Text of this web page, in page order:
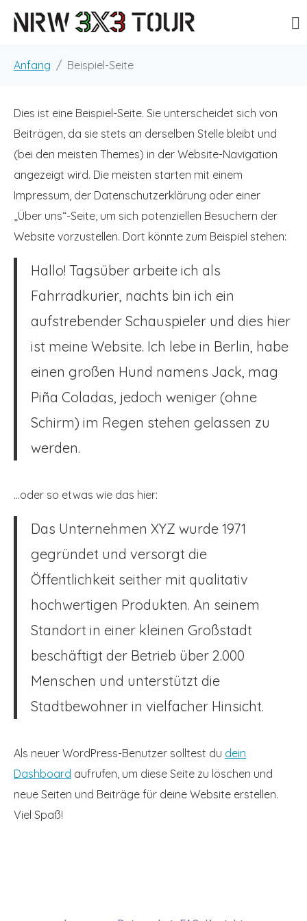
Anfang Beispiel-Seite
Dies ist eine Beispiel-Seite. Sie unterscheidet sich von
Beiträgen, da sie stets an derselben Stelle bleibt und
(bei den meisten Themes) in der Website-Navigation
angezeigt wird. Die meisten starten mit einem
Impressum, der Datenschutzerklärung oder einer
„Über uns“-Seite, um sich potenziellen Besuchern der
Website vorzustellen. Dort könnte zum Beispiel stehen:
Hallo! Tagsüber arbeite ich als
Fahrradkurier, nachts bin ich ein
aufstrebender Schauspieler und dies hier
ist meine Website. Ich lebe in Berlin, habe
einen großen Hund namens Jack, mag
Piña Coladas, jedoch weniger (ohne
Schirm) im Regen stehen gelassen zu
werden.
…oder so etwas wie das hier:
Das Unternehmen XYZ wurde 1971
gegründet und versorgt die
Öffentlichkeit seither mit qualitativ
hochwertigen Produkten. An seinem
Standort in einer kleinen Großstadt
beschäftigt der Betrieb über 2.000
Menschen und unterstützt die
Stadtbewohner in vielfacher Hinsicht.
Als neuer WordPress-Benutzer solltest du dein
Dashboard aufrufen, um diese Seite zu löschen und
neue Seiten und Beiträge für deine Website erstellen.
Viel Spaß!